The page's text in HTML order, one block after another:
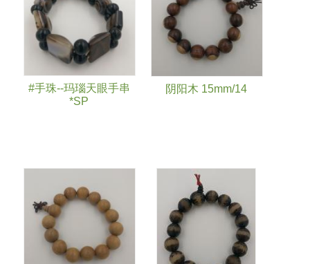
#手珠--玛瑙天眼手串
*SP
阴阳木 15mm/14